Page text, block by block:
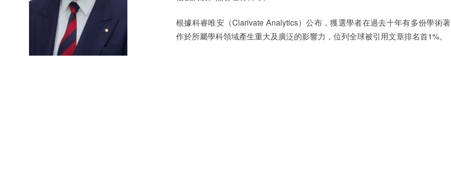
根據科睿唯安（Clarivate Analytics）公布，獲選學者在過去十年有多份學術著
作於所屬學科領域產生重大及廣泛的影響力，位列全球被引用文章排名首1%。